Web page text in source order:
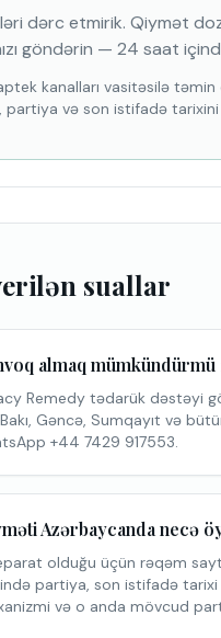
dərc etmirik. Qiymət
göndərin — 24 saat
kanalları vasitəsilə təmin
partiya və son istifadə tarixini
suallar
almaq mümkündürmü
Remedy tədarük dəstəyi
Gəncə, Sumqayıt və
+44 7429 917553.
Azərbaycanda necə
olduğu üçün rəqəm
partiya, son istifadə tarixi
və o anda mövcud